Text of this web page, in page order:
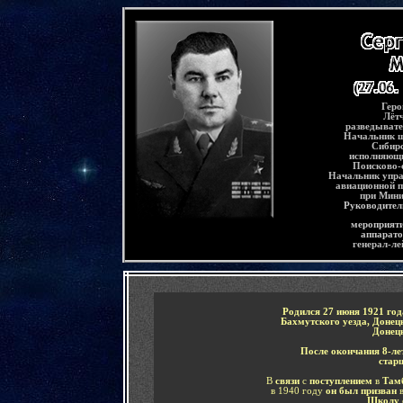
Начальник
Начальник
авиационной
при
генерал-
Родился 27 июня 1921
Бахмутского уезда,
После окончания 8-
В связи с поступлением в
в 1940 году он был призван
Школу